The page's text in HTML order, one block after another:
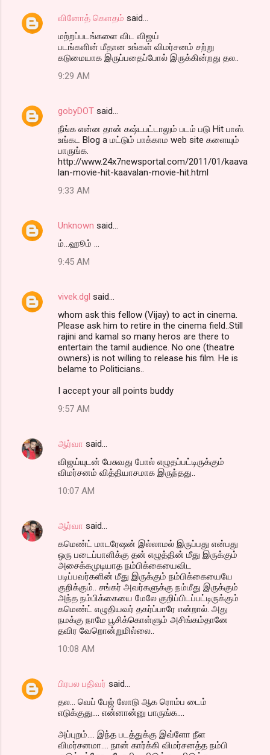
வினோத் கெளதம் said…
மற்றப்படங்களை விட விஜய்
படங்களின் மீதான உங்கள் விமர்சனம் சற்று
கடுமையாக இருப்பதைப்போல் இருக்கின்றது தல..
9:29 AM
gobyDOT said…
நீங்க என்ன தான் கஷ்டபட்டாலும் படம் படு Hit பாஸ்.
உங்கட Blog a மட்டும் பாக்காம web site களையும்
பாருங்க.
http://www.24x7newsportal.com/2011/01/kaava
lan-movie-hit-kaavalan-movie-hit.html
9:33 AM
Unknown said…
ம்...ஹூம் ...
9:45 AM
vivek.dgl said…
whom ask this fellow (Vijay) to act in cinema.
Please ask him to retire in the cinema field..Still
rajini and kamal so many heros are there to
entertain the tamil audience. No one (theatre
owners) is not willing to release his film. He is
belame to Politicians..
I accept your all points buddy
9:57 AM
ஆர்வா said…
விஜய்யுடன் பேசுவது போல் எழுதப்பட்டிருக்கும்
விமர்சனம் வித்தியாசமாக இருந்தது..
10:07 AM
ஆர்வா said…
கமெண்ட் மாடரேஷன் இல்லாமல் இருப்பது என்பது
ஒரு படைப்பாளிக்கு தன் எழுத்தின் மீது இருக்கும்
அசைக்கமுடியாத நம்பிக்கையைவிட
படிப்பவர்களின் மீது இருக்கும் நம்பிக்கையையே
குறிக்கும்.. சங்கர் அவர்களுக்கு நம்மீது இருக்கும்
அந்த நம்பிக்கையை மேலே குறிப்பிடப்பட்டிருக்கும்
கமெண்ட் எழுதியவர் தகர்ப்பாரே என்றால். அது
நமக்கு நாமே பூசிக்கொள்ளும் அசிங்கம்தானே
தவிர வேறொன்றுமில்லை..
10:08 AM
பிரபல பதிவர் said…
தல... வெப் பேஜ் லோடு ஆக ரொம்ப டைம்
எடுக்குது.... என்னான்னு பாருங்க....
அப்புறம்.... இந்த படத்துக்கு இவ்ளோ நீள
விமர்சனமா.... நான் கார்க்கி விமர்சனத்த நம்பி